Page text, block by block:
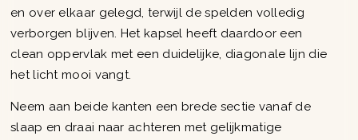
en over elkaar gelegd, terwijl de spelden volledig
verborgen blijven. Het kapsel heeft daardoor een
clean oppervlak met een duidelijke, diagonale lijn die
het licht mooi vangt.
Neem aan beide kanten een brede sectie vanaf de
slaap en draai naar achteren met gelijkmatige